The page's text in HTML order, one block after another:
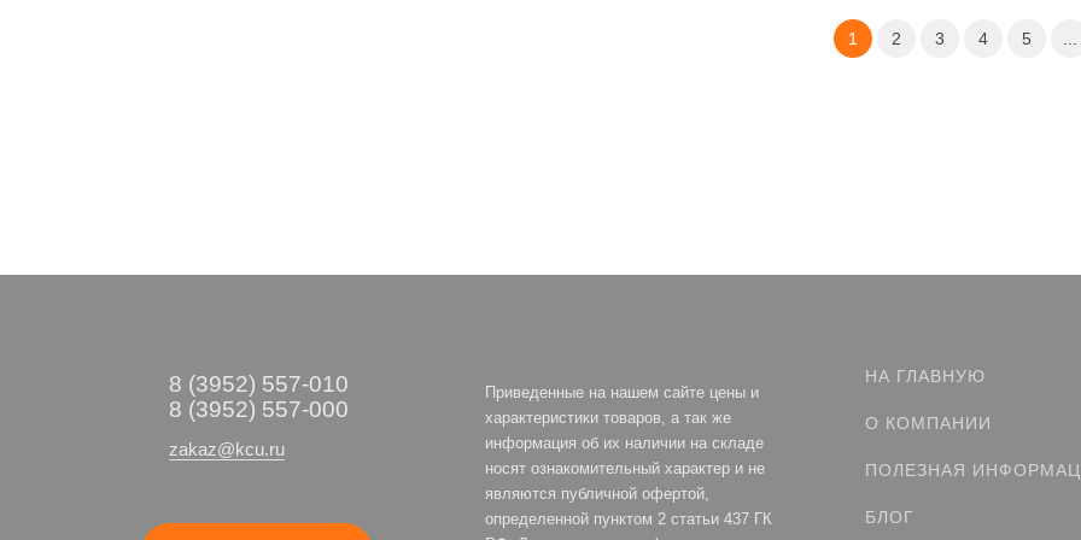
1 2 3 4 5
8 (3952) 557-010
8 (3952) 557-000
zakaz@kcu.ru
Приведенные на нашем сайте цены и
характеристики товаров, а так же
информация об их наличии на складе
носят ознакомительный характер и не
являются публичной офертой,
определенной пунктом 2 статьи 437 ГК
НА ГЛАВНУЮ
О КОМПАНИИ
ПОЛЕЗНАЯ
БЛОГ